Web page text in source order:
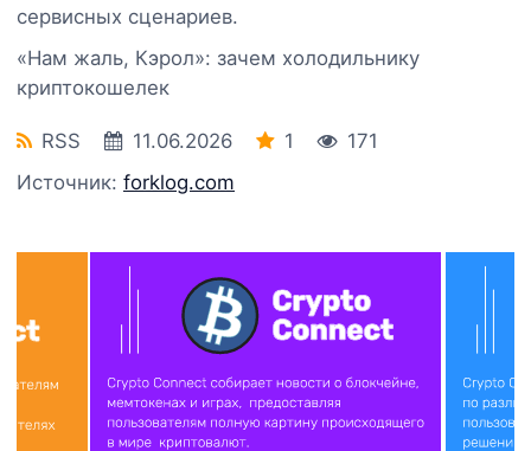
сервисных сценариев.
«Нам жаль, Кэрол»: зачем холодильнику
криптокошелек
RSS 11.06.2026 1
171
Источник: forklog.com